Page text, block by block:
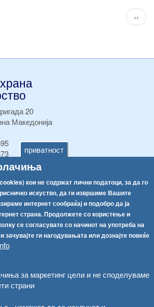
приватност
кои не содржат лични податоци, за да го
искуство, да ги извршиме Вашите
интернет сообраќај и подобро да ја
страна. Продолжете со користење и
се согласувате со начинот на употреба на
ги нагодувањата или дознајте повеќе
за маркетинг цели и не споделуваме
страни
››
20
Македонија